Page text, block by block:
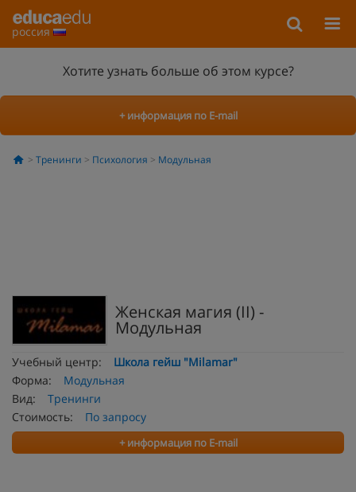
россия
Хотите узнать больше об этом курсе?
+ информация по E-mail
Тренинги Психология Модульная
Женская магия (II) -
Модульная
Учебный центр:
Школа гейш "Milamar"
Форма:
Модульная
Вид:
Тренинги
Стоимость:
По запросу
+ информация по E-mail